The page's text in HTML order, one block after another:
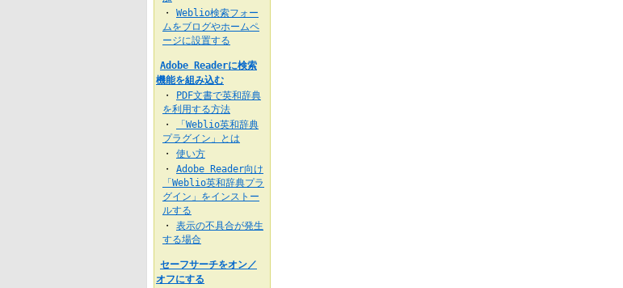
・
Weblio検索フォー
ムをブログやホームペ
ージに設置する
Adobe Readerに検索
機能を組み込む
・
PDF文書で英和辞典
を利用する方法
・
「Weblio英和辞典
プラグイン」とは
・ 使い方
・
Adobe Reader向け
「Weblio英和辞典プラ
グイン」をインストー
ルする
・
表示の不具合が発生
する場合
セーフサーチをオン／
オフにする